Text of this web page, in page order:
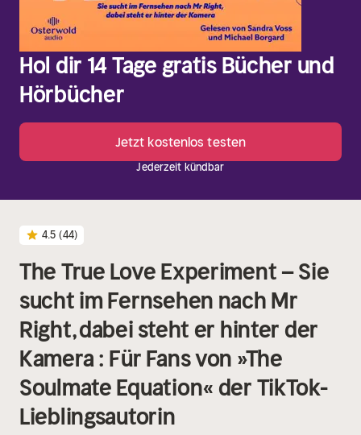
Hol dir 14 Tage gratis Bücher und
Hörbücher
Jetzt kostenlos testen
Jederzeit kündbar
4.5 (44)
The True Love Experiment – Sie
sucht im Fernsehen nach Mr
Right, dabei steht er hinter der
Kamera : Für Fans von »The
Soulmate Equation« der TikTok-
Lieblingsautorin